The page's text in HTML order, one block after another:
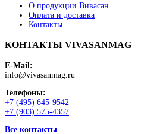
О продукции Вивасан
Оплата и доставка
Контакты
КОНТАКТЫ VIVASANMAG
E-Mail:
info@vivasanmag.ru
Телефоны:
+7 (495) 645-9542
+7 (903) 575-4357
Все контакты